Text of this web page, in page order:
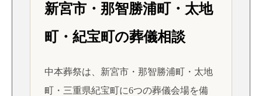
新宮市・那智勝浦町・太地
町・紀宝町の葬儀相談
中本葬祭は、新宮市・那智勝浦町・太地
町・三重県紀宝町に6つの葬儀会場を備